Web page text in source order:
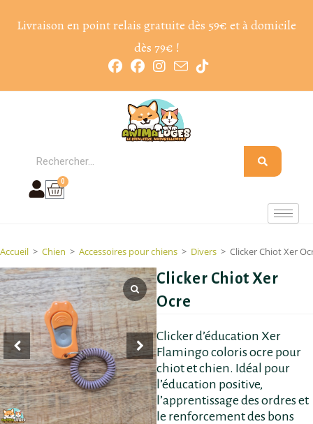
Livraison en point relais gratuite dès 59€ et à domicile
dès 79€ !
0
Accueil > Chien > Accessoires pour chiens > Divers > Clicker Chiot Xer
Clicker Chiot Xer
Ocre
Clicker d’éducation Xer
Flamingo coloris ocre pour
chiot et chien. Idéal pour
l’éducation positive,
l’apprentissage des ordres et
le renforcement des bons